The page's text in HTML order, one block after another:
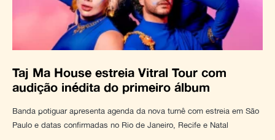
Taj Ma House estreia Vitral Tour com
audição inédita do primeiro álbum
Banda potiguar apresenta agenda da nova turnê com estreia em São
Paulo e datas confirmadas no Rio de Janeiro, Recife e Natal